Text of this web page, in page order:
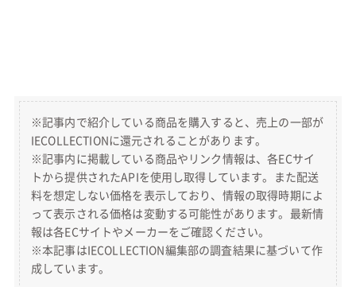
※記事内で紹介している商品を購入すると、売上の一部が
IECOLLECTIONに還元されることがあります。
※記事内に掲載している商品やリンク情報は、各ECサイ
トから提供されたAPIを使用し取得しています。また配送
料を想定しない価格を表示しており、情報の取得時期によ
って表示される価格は変動する可能性があります。最新情
報は各ECサイトやメーカーをご確認ください。
※本記事はIECOLLECTION編集部の調査結果に基づいて作
成しています。